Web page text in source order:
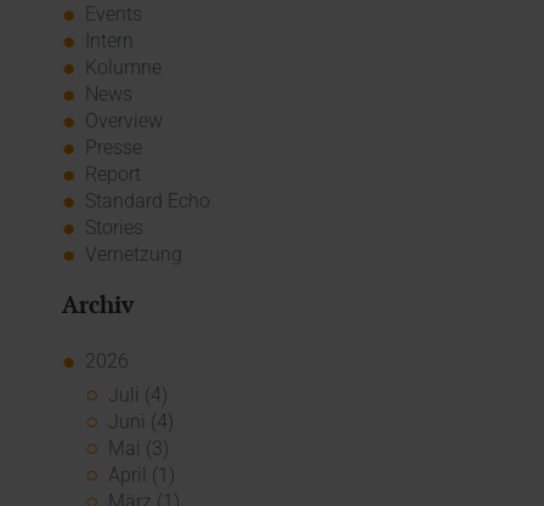
Events
Intern
Kolumne
News
Overview
Presse
Report
Standard Echo
Stories
Vernetzung
Archiv
2026
Juli (4)
Juni (4)
Mai (3)
April (1)